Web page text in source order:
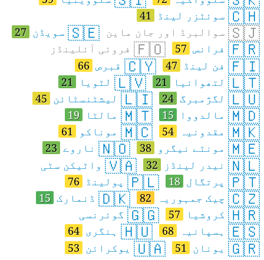
🇨🇭سوئٹزر لینڈ 41
🇸🇯سوالبرڈ اور جان ماین 🇸🇪سویڈن 27
🇫🇷فرانس 57
🇫🇴فروئی آئلینڈز
🇫🇮فن لینڈ 47
🇨🇾قبرص 66
🇱🇹لتھوانیا 21
🇱🇻لٹویا 21
🇱🇺لگژمبرگ 24
🇱🇮لیشٹنسٹائن 45
🇲🇩مالدووا 15
🇲🇹مالٹا 19
🇲🇰مقدونیہ 54
🇲🇨موناکو 61
🇲🇪مونٹے نیگرو 38
🇳🇴ناروے 23
🇳🇱نیدر لینڈز 32
🇻🇦واٹیکن سٹی
🇵🇹پرتگال 18
🇵🇱پولینڈ 76
🇨🇿چیک جمہوریہ 82
🇩🇰ڈنمارک 15
🇭🇷کروشیا 57
🇬🇬گوئرنسی
🇪🇸ہسپانیہ 68
🇭🇺ہنگری 64
🇬🇷یونان 51
🇺🇦یوکرائن 53